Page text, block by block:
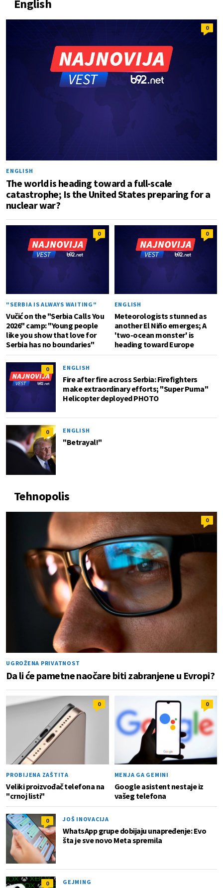
English
0
ENGLISH
The world is heading toward a full-scale
catastrophe; Is the United States preparing for a
nuclear war?
0
"SERBIA IS ALWAYS WAITING"
Vučić on the "Serbia Calls You
2026" camp: "Young people
like you show that love for
Serbia has no boundaries"
0
ENGLISH
Meteorologists stunned as
another El Niño emerges; A
'two-ocean monster' is
heading toward Europe
0 ENGLISH
Fire after fire across Serbia: Firefighters
make extraordinary efforts; "Super Puma"
Helicopter deployed PHOTO
0 ENGLISH
"Betrayal!"
Tehnopolis
0
UGROŽENA PRIVATNOST
Da li će pametne naočare biti zabranjene u Evropi?
0
PROBIJENA ZAŠTITA
Veliki proizvođač telefona na
"crnoj listi"
0
MENJA GA GEMINI
Google asistent nestaje iz
vašeg telefona
0 JOŠ INOVACIJA
WhatsApp grupe dobijaju unapređenje: Evo
šta je sve novo Meta spremila
0 GEJMING